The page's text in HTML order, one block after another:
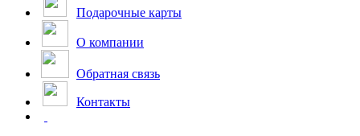
Подарочные карты
О компании
Обратная связь
Контакты